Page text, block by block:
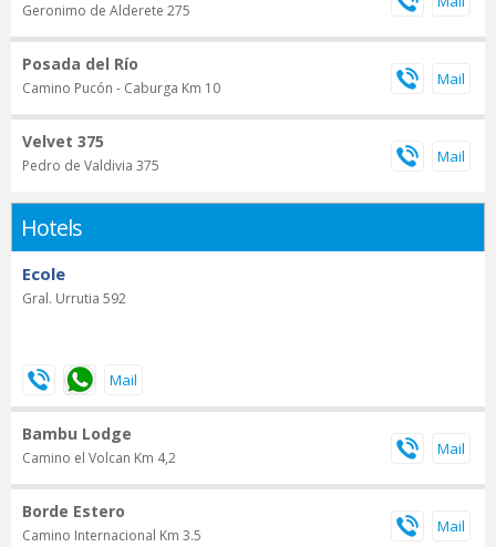
Geronimo de Alderete 275
Posada del Río
Camino Pucón - Caburga Km 10
Velvet 375
Pedro de Valdivia 375
Hotels
Ecole
Gral. Urrutia 592
Bambu Lodge
Camino el Volcan Km 4,2
Borde Estero
Camino Internacional Km 3.5